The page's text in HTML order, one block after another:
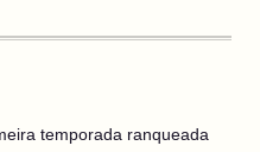
temporada ranqueada